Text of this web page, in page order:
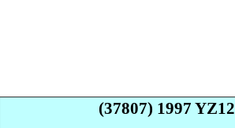
(37807) 1997 YZ12